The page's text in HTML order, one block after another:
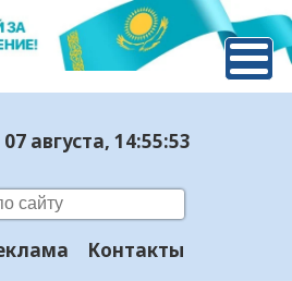
07 августа, 14:55:54
Контакты